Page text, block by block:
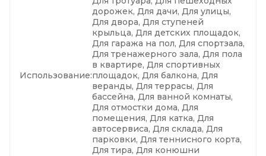
Использование:
дорожек, Для дачи, Для улицы,
Для двора, Для ступеней
крыльца, Для детских площадок,
Для гаража на пол, Для спортзала,
Для тренажерного зала, Для пола
в квартире, Для спортивных
площадок, Для балкона, Для
веранды, Для террасы, Для
бассейна, Для ванной комнаты,
Для отмостки дома, Для
помещения, Для катка, Для
автосервиса, Для склада, Для
парковки, Для теннисного корта,
Для тира, Для конюшни